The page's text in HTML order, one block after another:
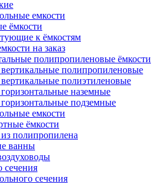
емкости
ёмкости
к ёмкостям
на заказ
полипропиленовые ёмкости
полипропиленовые
полиэтиленовые
наземные
подземные
емкости
ёмкости
полипропилена
ванны
сечения
сечения